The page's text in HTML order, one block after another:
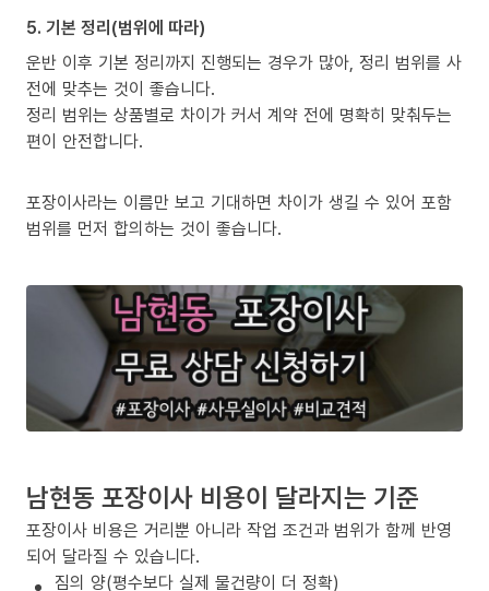
5. 기본 정리(범위에 따라)
운반 이후 기본 정리까지 진행되는 경우가 많아, 정리 범위를 사
전에 맞추는 것이 좋습니다.
정리 범위는 상품별로 차이가 커서 계약 전에 명확히 맞춰두는
편이 안전합니다.
포장이사라는 이름만 보고 기대하면 차이가 생길 수 있어 포함
범위를 먼저 합의하는 것이 좋습니다.
남현동 포장이사 비용이 달라지는 기준
포장이사 비용은 거리뿐 아니라 작업 조건과 범위가 함께 반영
되어 달라질 수 있습니다.
짐의 양(평수보다 실제 물건량이 더 정확)